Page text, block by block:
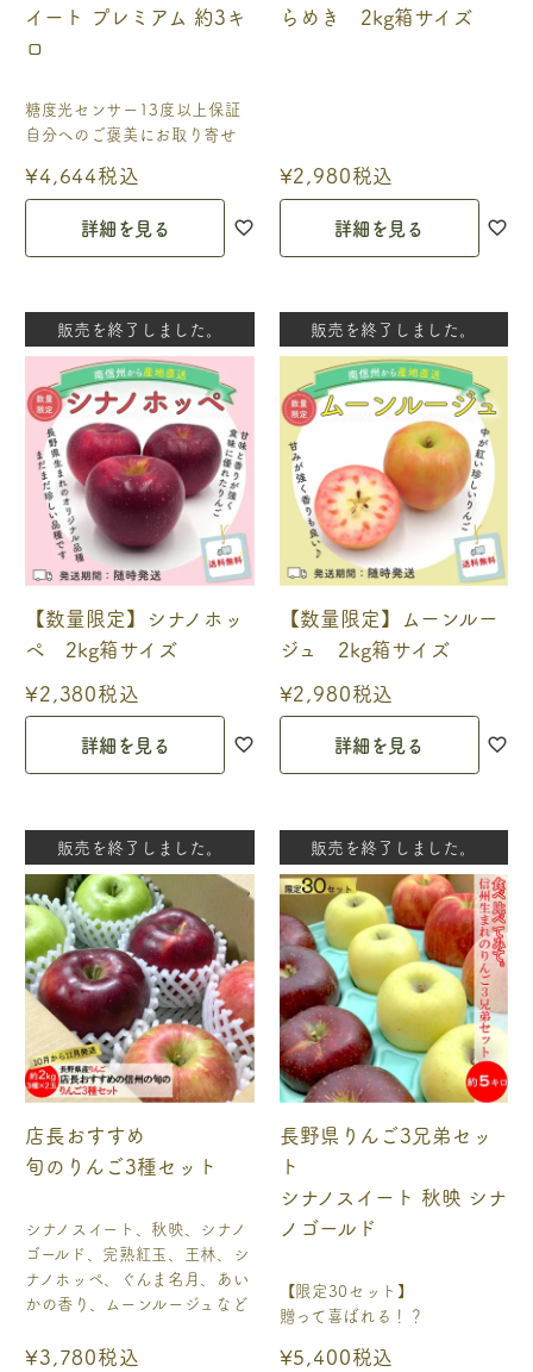
糖度光センサー13度以上保証
自分へのご褒美にお取り寄せ
イート プレミアム 約3キ
ロ
¥4,644税込
詳細を見る
らめき 2kg箱サイズ
¥2,980税込
詳細を見る
【数量限定】シナノホッ
ペ 2kg箱サイズ
¥2,380税込
販売を終了しました。
詳細を見る
【数量限定】ムーンルー
ジュ 2kg箱サイズ
¥2,980税込
販売を終了しました。
詳細を見る
シナノスイート、秋映、シナノ
ゴールド、完熟紅玉、王林、シ
ナノホッペ、ぐんま名月、あい
かの香り、ムーンルージュなど
店長おすすめ
旬のりんご3種セット
¥3,780税込
販売を終了しました。
【限定30セット】
贈って喜ばれる！？
長野県りんご3兄弟セッ
ト
シナノスイート 秋映 シナ
ノゴールド
¥5,400税込
販売を終了しました。